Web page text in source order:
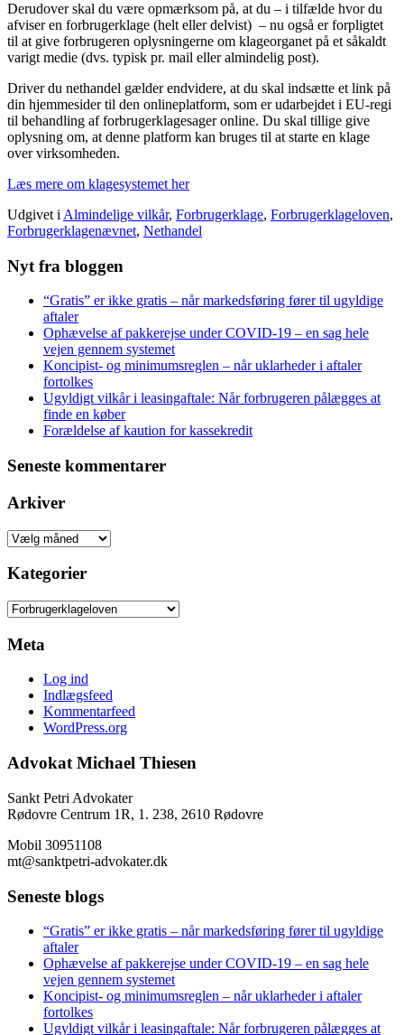
Derudover skal du være opmærksom på, at du – i tilfælde hvor du
afviser en forbrugerklage (helt eller delvist) – nu også er forpligtet
til at give forbrugeren oplysningerne om klageorganet på et såkaldt
varigt medie (dvs. typisk pr. mail eller almindelig post).
Driver du nethandel gælder endvidere, at du skal indsætte et link på
din hjemmesider til den onlineplatform, som er udarbejdet i EU-regi
til behandling af forbrugerklagesager online. Du skal tillige give
oplysning om, at denne platform kan bruges til at starte en klage
over virksomheden.
Læs mere om klagesystemet her
Udgivet i Almindelige vilkår, Forbrugerklage, Forbrugerklageloven,
Forbrugerklagenævnet, Nethandel
Nyt fra bloggen
“Gratis” er ikke gratis – når markedsføring fører til ugyldige
aftaler
Ophævelse af pakkerejse under COVID-19 – en sag hele
vejen gennem systemet
Koncipist- og minimumsreglen – når uklarheder i aftaler
fortolkes
Ugyldigt vilkår i leasingaftale: Når forbrugeren pålægges at
finde en køber
Forældelse af kaution for kassekredit
Seneste kommentarer
Arkiver
Arkiver
Kategorier
Kategorier
Meta
Log ind
Indlægsfeed
Kommentarfeed
WordPress.org
Advokat Michael Thiesen
Sankt Petri Advokater
Rødovre Centrum 1R, 1. 238, 2610 Rødovre
Mobil 30951108
mt@sanktpetri-advokater.dk
Seneste blogs
“Gratis” er ikke gratis – når markedsføring fører til ugyldige
aftaler
Ophævelse af pakkerejse under COVID-19 – en sag hele
vejen gennem systemet
Koncipist- og minimumsreglen – når uklarheder i aftaler
fortolkes
Ugyldigt vilkår i leasingaftale: Når forbrugeren pålægges at